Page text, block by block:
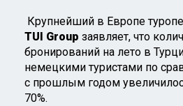
Крупнейший в Европе
TUI Group заявляет, что
бронирований на лето в
немецкими туристами по
с прошлым годом
70%.